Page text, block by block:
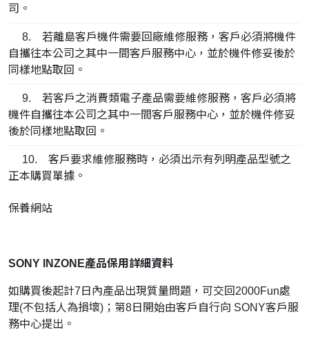
司。
8. 若離島客戶機件需要回廠維修服務，客戶必須將機件
自攜往本公司之其中一間客戶服務中心，並於機件修妥後於
同樣地點取回。
9. 若客戶之消費類電子產品需要維修服務，客戶必須將
機件自攜往本公司之其中一間客戶服務中心，並於機件修妥
後於同樣地點取回。
10. 客戶要求維修服務時，必須出示有列明產品型號之
正本購買單據。
保養網站
SONY INZONE產品保用詳細資料
如購買後起計7日內產品出現質量問題，可交回2000Fun處
理(不包括人為損壞)；第8日開始由客戶自行向 SONY客戶服
務中心提出。